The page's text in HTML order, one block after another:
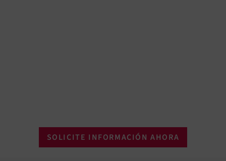
SOLICITE INFORMACIÓN AHORA